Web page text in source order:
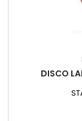
DISCO